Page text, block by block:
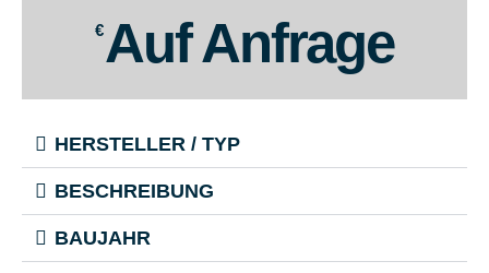
€ Auf Anfrage
HERSTELLER / TYP
BESCHREIBUNG
BAUJAHR